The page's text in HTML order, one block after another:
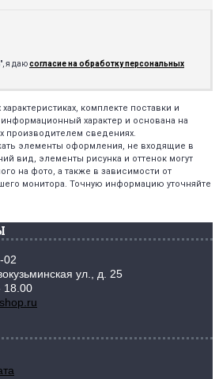
я даюсогласие на обработку персональных
комплекте поставки и
характер и основана на
производителем сведениях.
элементы оформления, не входящие в
вид, элементы рисунка и оттенок могут
на фото, а также в зависимости от
монитора. Точную информацию уточняйте
02
ул., д. 25
18.00